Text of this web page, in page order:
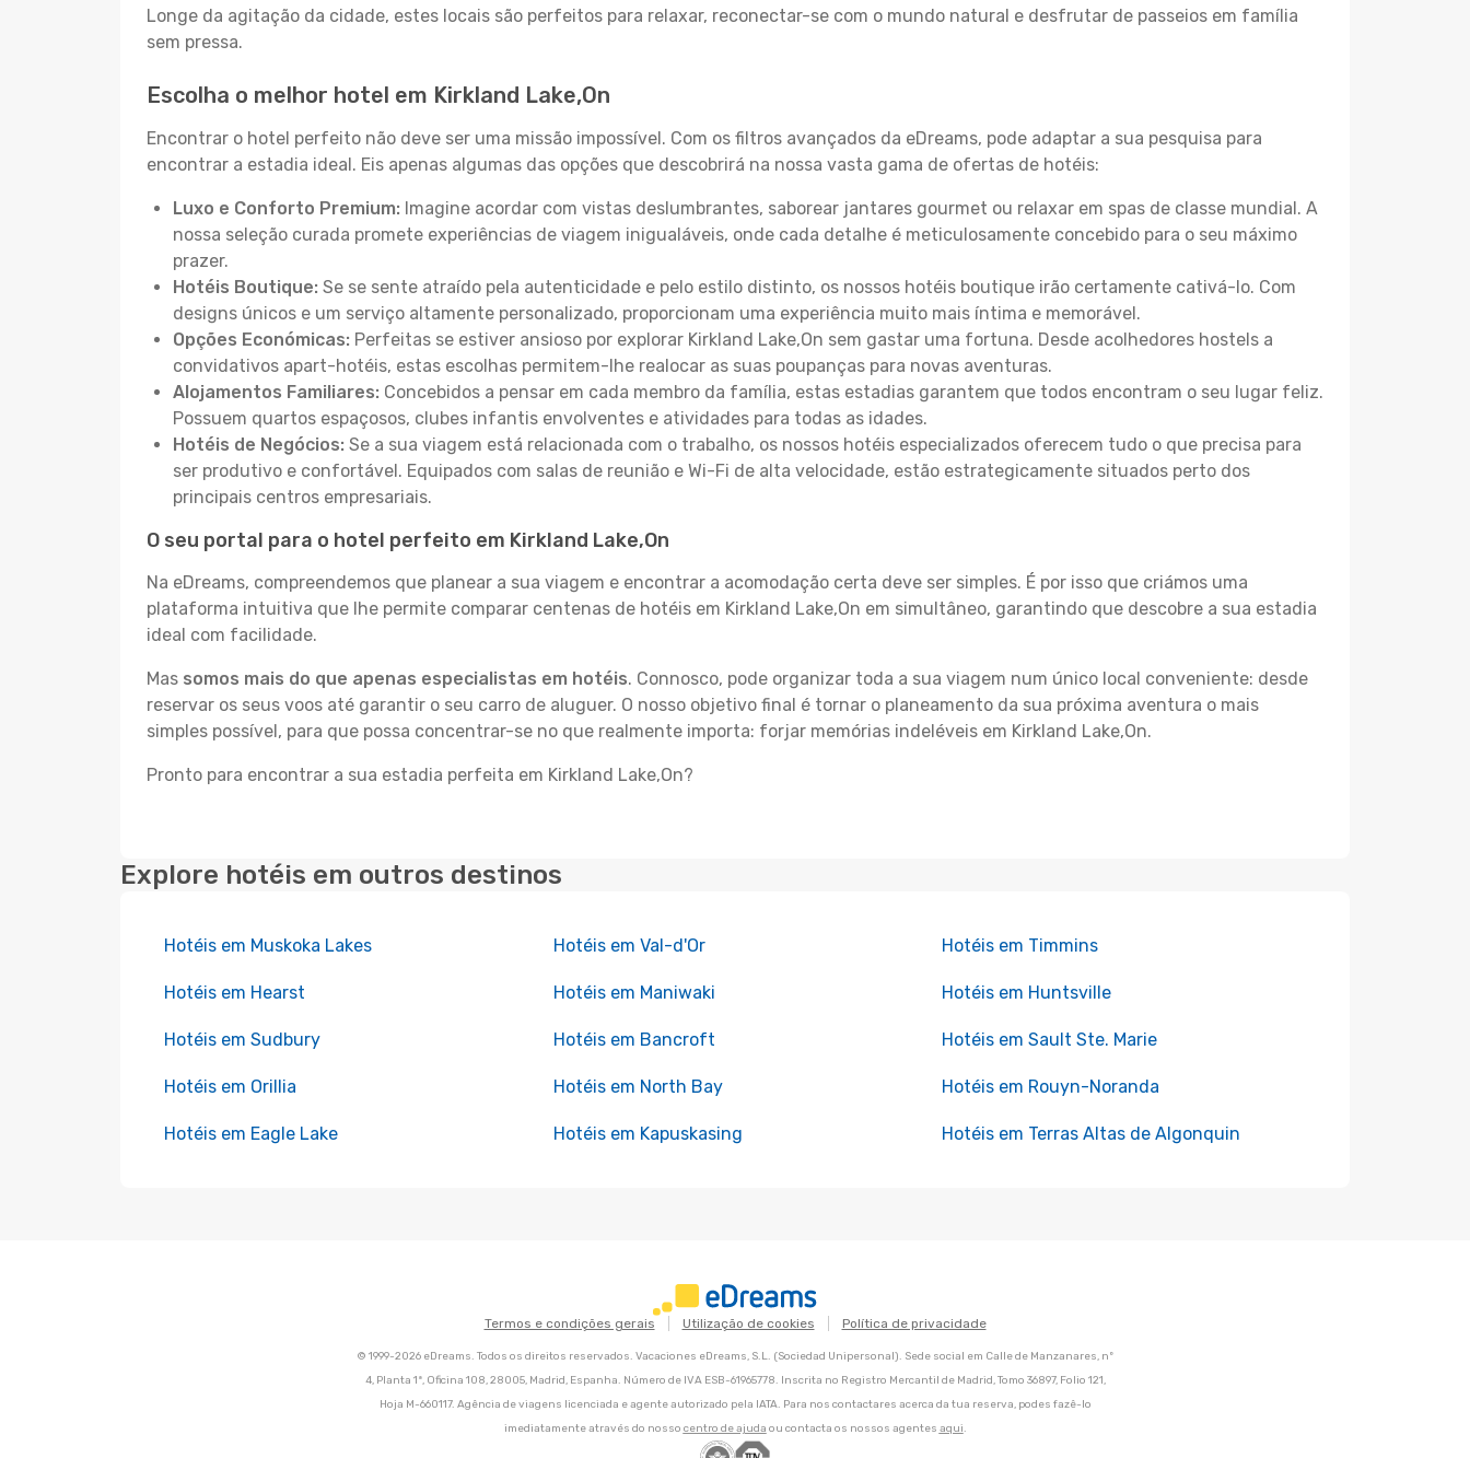
Longe da agitação da cidade, estes locais são perfeitos para relaxar, reconectar-se com o mundo natural e desfrutar de passeios em família
sem pressa.
Escolha o melhor hotel em Kirkland Lake,On
Encontrar o hotel perfeito não deve ser uma missão impossível. Com os filtros avançados da eDreams, pode adaptar a sua pesquisa para
encontrar a estadia ideal. Eis apenas algumas das opções que descobrirá na nossa vasta gama de ofertas de hotéis:
Luxo e Conforto Premium: Imagine acordar com vistas deslumbrantes, saborear jantares gourmet ou relaxar em spas de classe mundial. A
nossa seleção curada promete experiências de viagem inigualáveis, onde cada detalhe é meticulosamente concebido para o seu máximo
prazer.
Hotéis Boutique: Se se sente atraído pela autenticidade e pelo estilo distinto, os nossos hotéis boutique irão certamente cativá-lo. Com
designs únicos e um serviço altamente personalizado, proporcionam uma experiência muito mais íntima e memorável.
Opções Económicas: Perfeitas se estiver ansioso por explorar Kirkland Lake,On sem gastar uma fortuna. Desde acolhedores hostels a
convidativos apart-hotéis, estas escolhas permitem-lhe realocar as suas poupanças para novas aventuras.
Alojamentos Familiares: Concebidos a pensar em cada membro da família, estas estadias garantem que todos encontram o seu lugar feliz.
Possuem quartos espaçosos, clubes infantis envolventes e atividades para todas as idades.
Hotéis de Negócios: Se a sua viagem está relacionada com o trabalho, os nossos hotéis especializados oferecem tudo o que precisa para
ser produtivo e confortável. Equipados com salas de reunião e Wi-Fi de alta velocidade, estão estrategicamente situados perto dos
principais centros empresariais.
O seu portal para o hotel perfeito em Kirkland Lake,On
Na eDreams, compreendemos que planear a sua viagem e encontrar a acomodação certa deve ser simples. É por isso que criámos uma
plataforma intuitiva que lhe permite comparar centenas de hotéis em Kirkland Lake,On em simultâneo, garantindo que descobre a sua estadia
ideal com facilidade.
Mas somos mais do que apenas especialistas em hotéis. Connosco, pode organizar toda a sua viagem num único local conveniente: desde
reservar os seus voos até garantir o seu carro de aluguer. O nosso objetivo final é tornar o planeamento da sua próxima aventura o mais
simples possível, para que possa concentrar-se no que realmente importa: forjar memórias indeléveis em Kirkland Lake,On.
Pronto para encontrar a sua estadia perfeita em Kirkland Lake,On?
Explore hotéis em outros destinos
Hotéis em Muskoka Lakes Hotéis em Val-d'Or Hotéis em Timmins
Hotéis em Hearst Hotéis em Maniwaki Hotéis em Huntsville
Hotéis em Sudbury Hotéis em Bancroft Hotéis em Sault Ste. Marie
Hotéis em Orillia Hotéis em North Bay Hotéis em Rouyn-Noranda
Hotéis em Eagle Lake Hotéis em Kapuskasing Hotéis em Terras Altas de Algonquin
Termos e condições gerais Utilização de cookies Política de privacidade
© 1999-2026 eDreams. Todos os direitos reservados. Vacaciones eDreams, S.L. (Sociedad Unipersonal). Sede social em Calle de Manzanares, nº
4, Planta 1ª, Oficina 108, 28005, Madrid, Espanha. Número de IVA ESB-61965778. Inscrita no Registro Mercantil de Madrid, Tomo 36897, Folio 121,
Hoja M-660117. Agência de viagens licenciada e agente autorizado pela IATA. Para nos contactares acerca da tua reserva, podes fazê-lo
imediatamente através do nosso centro de ajuda ou contacta os nossos agentes aqui.